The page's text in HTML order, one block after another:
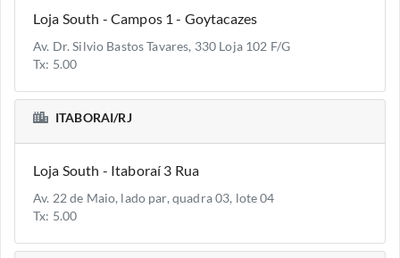
Loja South - Campos 1 - Goytacazes
Av. Dr. Silvio Bastos Tavares, 330 Loja 102 F/G
Tx: 5.00
ITABORAI/RJ
Loja South - Itaboraí 3 Rua
Av. 22 de Maio, lado par, quadra 03, lote 04
Tx: 5.00